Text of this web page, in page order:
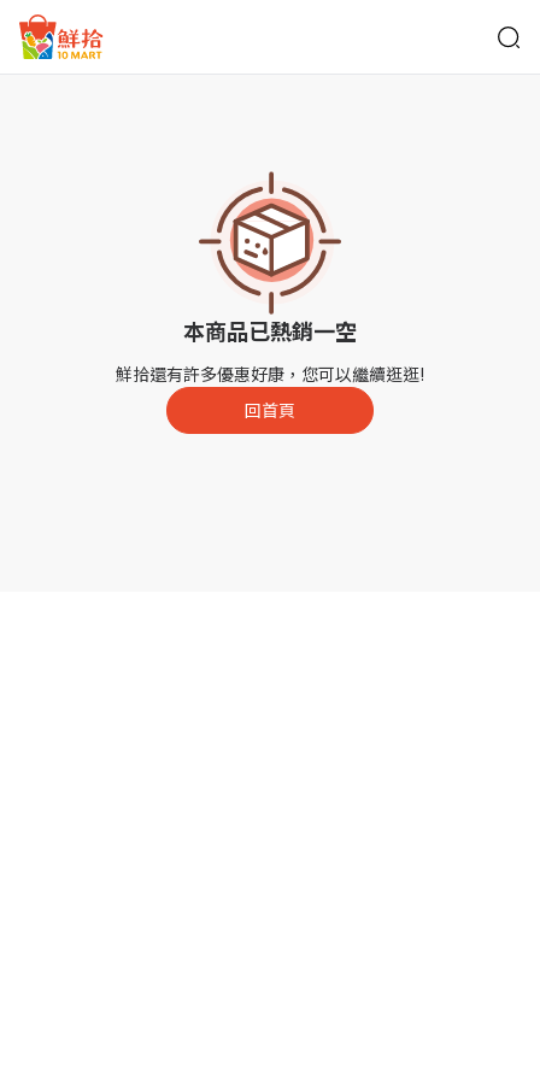
鮮拾
本商品已熱銷一空
鮮拾還有許多優惠好康，您可以繼續逛逛!
回首頁